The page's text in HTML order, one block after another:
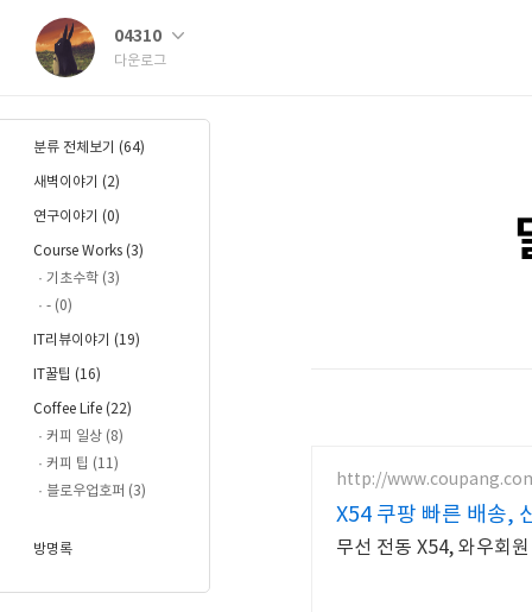
04310
다운로그
http://
X54 쿠팡 빠른 배송,
무선 전동 X54, 와우회
분류 전체보기 (64)
새벽이야기 (2)
연구이야기 (0)
Course Works (3)
기초수학 (3)
- (0)
IT리뷰이야기 (19)
IT꿀팁 (16)
Coffee Life (22)
커피 일상 (8)
커피 팁 (11)
블로우업호퍼 (3)
방명록